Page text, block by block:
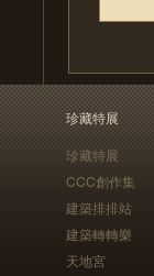
珍藏特展
珍藏特展
CCC創作集
建築排排站
建築轉轉樂
天地宮